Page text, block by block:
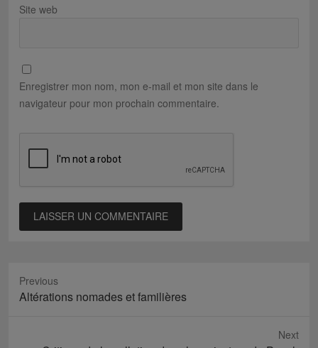
Site web
Enregistrer mon nom, mon e-mail et mon site dans le
navigateur pour mon prochain commentaire.
Previous
Previous
Altérations nomades et familières
Next